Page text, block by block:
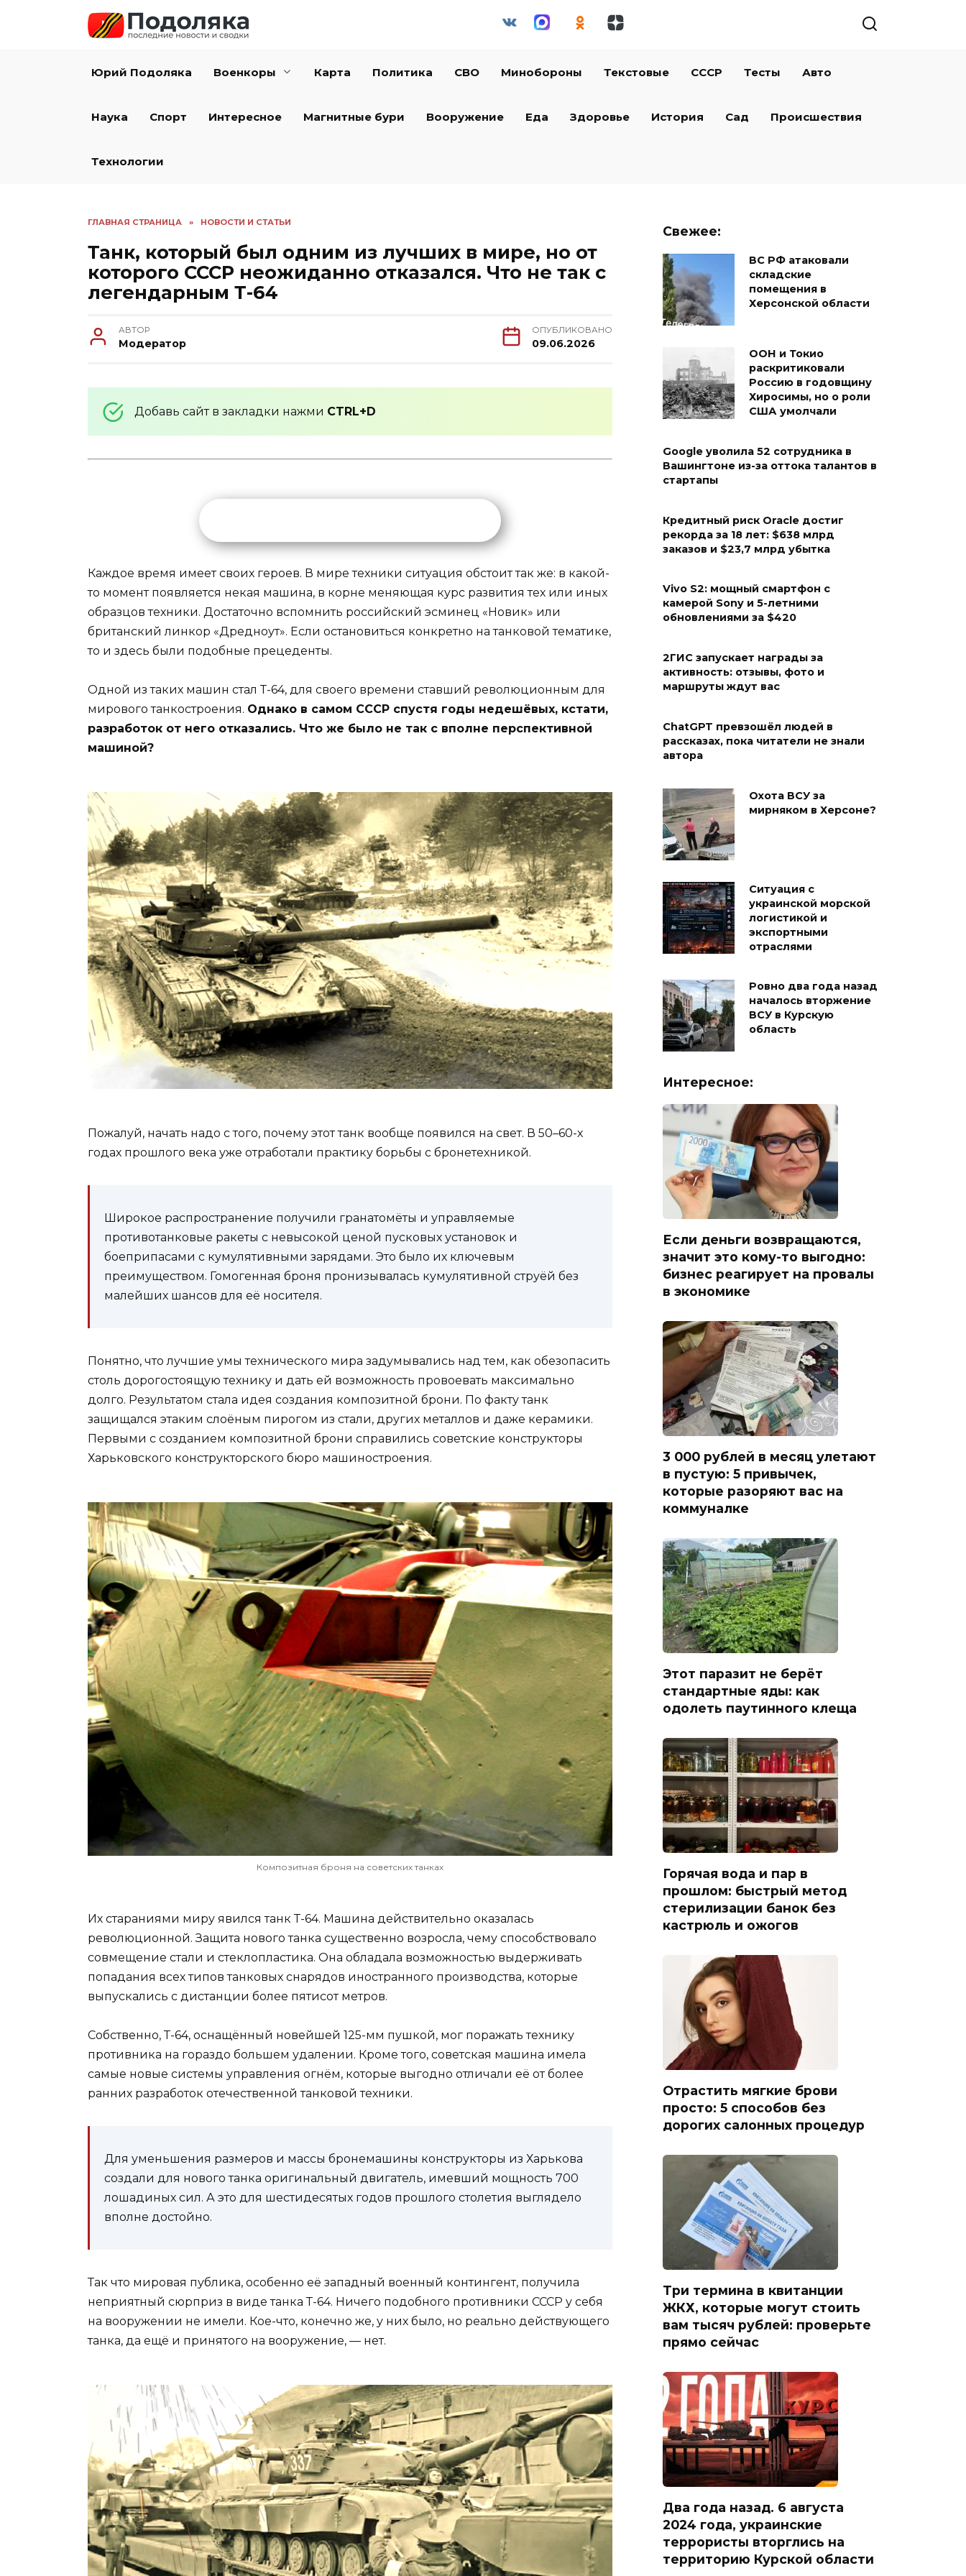
Юрий Подоляка Военкоры Карта Политика СВО Минобороны Текстовые СССР Тесты Авто
Наука Спорт Интересное Магнитные бури Вооружение Еда Здоровье История Сад Происшествия
Технологии
ГЛАВНАЯ СТРАНИЦА » НОВОСТИ И СТАТЬИ
Танк, который был одним из лучших в мире, но от
которого СССР неожиданно отказался. Что не так с
легендарным Т-64
АВТОР
Модератор
ОПУБЛИКОВАНО
09.06.2026
Добавь сайт в закладки нажми CTRL+D
Каждое время имеет своих героев. В мире техники ситуация обстоит так же: в какой-
то момент появляется некая машина, в корне меняющая курс развития тех или иных
образцов техники. Достаточно вспомнить российский эсминец «Новик» или
британский линкор «Дредноут». Если остановиться конкретно на танковой тематике,
то и здесь были подобные прецеденты.
Одной из таких машин стал Т-64, для своего времени ставший революционным для
мирового танкостроения. Однако в самом СССР спустя годы недешёвых, кстати,
разработок от него отказались. Что же было не так с вполне перспективной
машиной?
Пожалуй, начать надо с того, почему этот танк вообще появился на свет. В 50–60-х
годах прошлого века уже отработали практику борьбы с бронетехникой.
Широкое распространение получили гранатомёты и управляемые
противотанковые ракеты с невысокой ценой пусковых установок и
боеприпасами с кумулятивными зарядами. Это было их ключевым
преимуществом. Гомогенная броня пронизывалась кумулятивной струёй без
малейших шансов для её носителя.
Понятно, что лучшие умы технического мира задумывались над тем, как обезопасить
столь дорогостоящую технику и дать ей возможность провоевать максимально
долго. Результатом стала идея создания композитной брони. По факту танк
защищался этаким слоёным пирогом из стали, других металлов и даже керамики.
Первыми с созданием композитной брони справились советские конструкторы
Харьковского конструкторского бюро машиностроения.
Композитная броня на советских танках
Их стараниями миру явился танк Т-64. Машина действительно оказалась
революционной. Защита нового танка существенно возросла, чему способствовало
совмещение стали и стеклопластика. Она обладала возможностью выдерживать
попадания всех типов танковых снарядов иностранного производства, которые
выпускались с дистанции более пятисот метров.
Собственно, Т-64, оснащённый новейшей 125-мм пушкой, мог поражать технику
противника на гораздо большем удалении. Кроме того, советская машина имела
самые новые системы управления огнём, которые выгодно отличали её от более
ранних разработок отечественной танковой техники.
Для уменьшения размеров и массы бронемашины конструкторы из Харькова
создали для нового танка оригинальный двигатель, имевший мощность 700
лошадиных сил. А это для шестидесятых годов прошлого столетия выглядело
вполне достойно.
Так что мировая публика, особенно её западный военный контингент, получила
неприятный сюрприз в виде танка Т-64. Ничего подобного противники СССР у себя
на вооружении не имели. Кое-что, конечно же, у них было, но реально действующего
танка, да ещё и принятого на вооружение, — нет.
Свежее:
ВС РФ атаковали
складские
помещения в
Херсонской области
ООН и Токио
раскритиковали
Россию в годовщину
Хиросимы, но о роли
США умолчали
Google уволила 52 сотрудника в
Вашингтоне из-за оттока талантов в
стартапы
Кредитный риск Oracle достиг
рекорда за 18 лет: $638 млрд
заказов и $23,7 млрд убытка
Vivo S2: мощный смартфон с
камерой Sony и 5-летними
обновлениями за $420
2ГИС запускает награды за
активность: отзывы, фото и
маршруты ждут вас
ChatGPT превзошёл людей в
рассказах, пока читатели не знали
автора
Охота ВСУ за
мирняком в Херсоне?
Ситуация с
украинской морской
логистикой и
экспортными
отраслями
Ровно два года назад
началось вторжение
ВСУ в Курскую
область
Интересное:
Если деньги возвращаются,
значит это кому-то выгодно:
бизнес реагирует на провалы
в экономике
3 000 рублей в месяц улетают
в пустую: 5 привычек,
которые разоряют вас на
коммуналке
Этот паразит не берёт
стандартные яды: как
одолеть паутинного клеща
Горячая вода и пар в
прошлом: быстрый метод
стерилизации банок без
кастрюль и ожогов
Отрастить мягкие брови
просто: 5 способов без
дорогих салонных процедур
Три термина в квитанции
ЖКХ, которые могут стоить
вам тысяч рублей: проверьте
прямо сейчас
Два года назад. 6 августа
2024 года, украинские
террористы вторглись на
территорию Курской области